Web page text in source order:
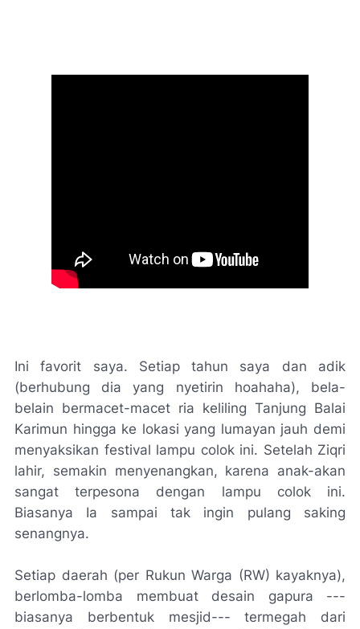
Ini favorit saya. Setiap tahun saya dan adik
(berhubung dia yang nyetirin hoahaha), bela-
belain bermacet-macet ria keliling Tanjung Balai
Karimun hingga ke lokasi yang lumayan jauh demi
menyaksikan festival lampu colok ini. Setelah Ziqri
lahir, semakin menyenangkan, karena anak-akan
sangat terpesona dengan lampu colok ini.
Biasanya Ia sampai tak ingin pulang saking
senangnya.
Setiap daerah (per Rukun Warga (RW) kayaknya),
berlomba-lomba membuat desain gapura ---
biasanya berbentuk mesjid--- termegah dari